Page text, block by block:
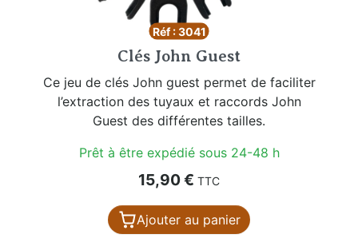
Réf : 3041
Clés John Guest
Ce jeu de clés John guest permet de faciliter
l’extraction des tuyaux et raccords John
Guest des différentes tailles.
Prêt à être expédié sous 24-48 h
Prix
15,90 € TTC
Ajouter au panier